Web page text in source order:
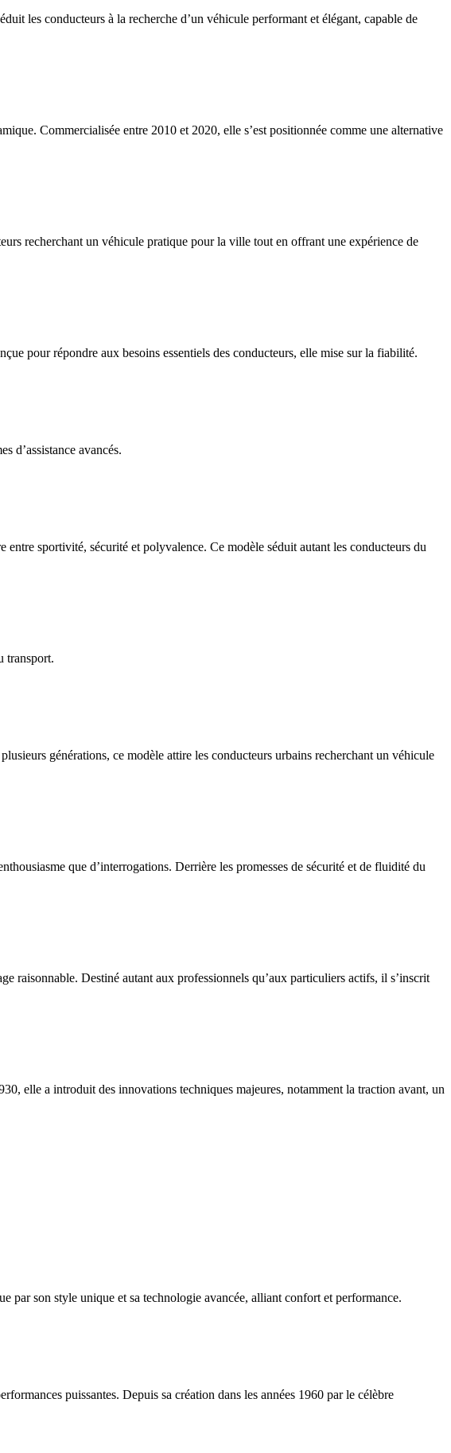
les conducteurs à la recherche d’un véhicule performant et élégant, capable de
Commercialisée entre 2010 et 2020, elle s’est positionnée comme une alternative
recherchant un véhicule pratique pour la ville tout en offrant une expérience de
pour répondre aux besoins essentiels des conducteurs, elle mise sur la fiabilité.
d’assistance avancés.
sportivité, sécurité et polyvalence. Ce modèle séduit autant les conducteurs du
transport.
générations, ce modèle attire les conducteurs urbains recherchant un véhicule
que d’interrogations. Derrière les promesses de sécurité et de fluidité du
raisonnable. Destiné autant aux professionnels qu’aux particuliers actifs, il s’inscrit
elle a introduit des innovations techniques majeures, notamment la traction avant, un
par son style unique et sa technologie avancée, alliant confort et performance.
puissantes. Depuis sa création dans les années 1960 par le célèbre